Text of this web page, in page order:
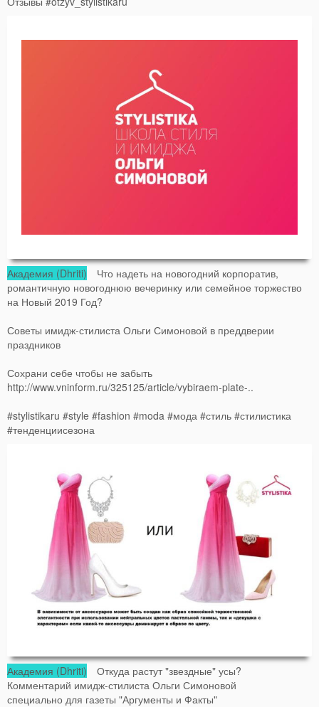
Академия (Dhriti) Что надеть на новогодний корпоратив,
романтичную новогоднюю вечеринку или семейное торжество
на Новый 2019 Год?
Советы имидж-стилиста Ольги Симоновой в преддверии
праздников
Сохрани себе чтобы не забыть
http://www.vninform.ru/325125/article/vybiraem-plate-..
#stylistikaru #style #fashion #moda #мода #стиль #стилистика
#тенденциисезона
Академия (Dhriti) Откуда растут "звездные" усы?
Комментарий имидж-стилиста Ольги Симоновой
специально для газеты "Аргументы и Факты"